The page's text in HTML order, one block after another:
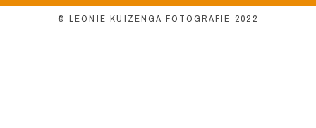
© LEONIE KUIZENGA FOTOGRAFIE 2022